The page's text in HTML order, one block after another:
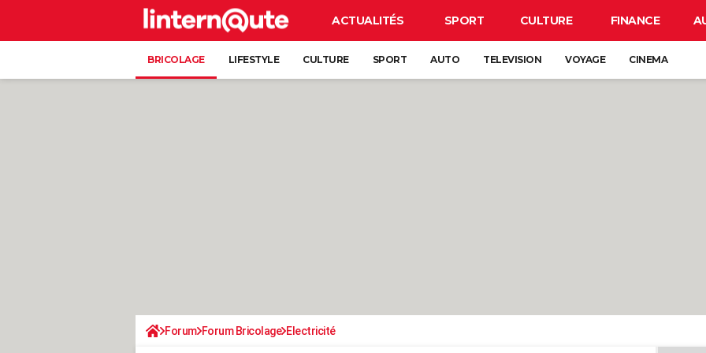
ACTUALITÉS SPORT CULTURE FINANCE
BRICOLAGE LIFESTYLE CULTURE SPORT AUTO TELEVISION VOYAGE CINEMA
Forum Forum Bricolage Electricité